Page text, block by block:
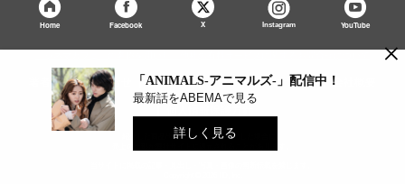
Home Facebook X Instagram YouTube
著者一覧 お問合せ 広告掲載 シネマカフェについて 会社概要
紹介した商品/サービスを購入、契約した場合に、
×
「ANIMALS‐アニマルズ‐」配信中！
最新話をABEMAで見る
詳しく見る